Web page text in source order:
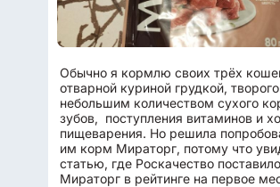
Обычно я кормлю своих трёх
отварной куриной грудкой,
небольшим количеством сухого
зубов, поступления витаминов и
пищеварения. Но решила
им корм Мираторг, потому что
статью, где Роскачество
Мираторг в рейтинге на первое